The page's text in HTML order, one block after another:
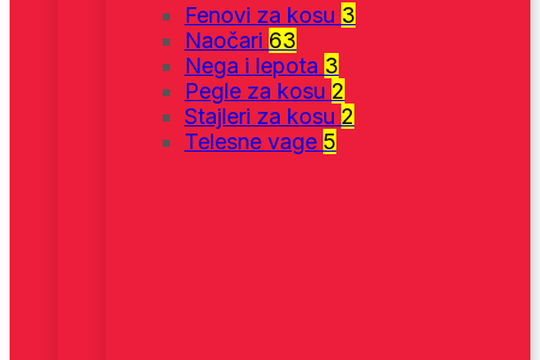
Fenovi za kosu 3
Naočari 63
Nega i lepota 3
Pegle za kosu 2
Stajleri za kosu 2
Telesne vage 5